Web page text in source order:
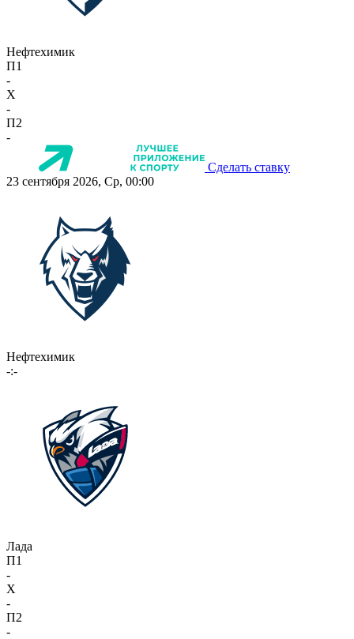
Нефтехимик
П1
-
X
-
П2
-
Сделать ставку
23 сентября 2026, Ср, 00:00
Нефтехимик
-:-
Лада
П1
-
X
-
П2
-